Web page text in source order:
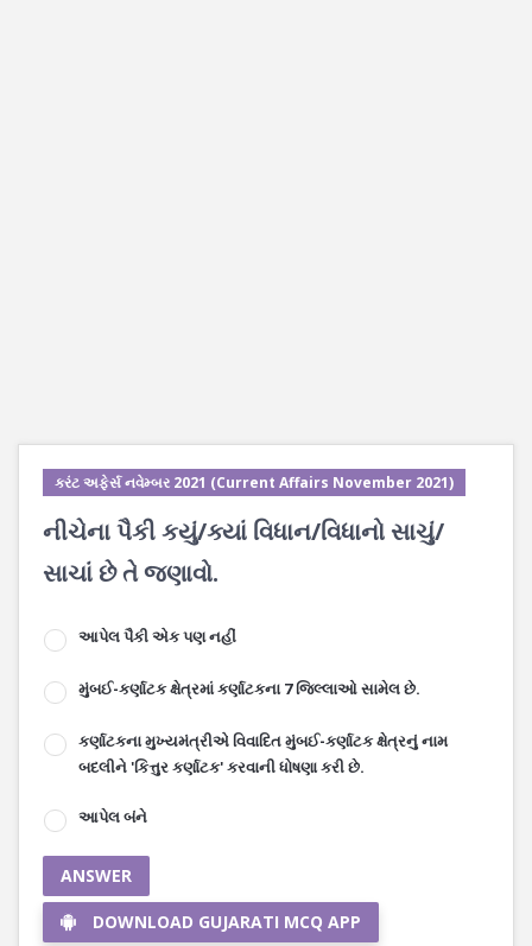
કરંટ અફેર્સ નવેમ્બર 2021 (Current Affairs November 2021)
નીચેના પૈકી કયું/ક્યાં વિધાન/વિધાનો સાચું/
સાચાં છે તે જણાવો.
આપેલ પૈકી એક પણ નહીં
મુંબઈ-કર્ણાટક ક્ષેત્રમાં કર્ણાટકના 7 જિલ્લાઓ સામેલ છે.
કર્ણાટકના મુખ્યમંત્રીએ વિવાદિત મુંબઈ-કર્ણાટક ક્ષેત્રનું નામ
બદલીને 'કિત્તુર કર્ણાટક' કરવાની ધોષણા કરી છે.
આપેલ બંને
ANSWER
DOWNLOAD GUJARATI MCQ APP